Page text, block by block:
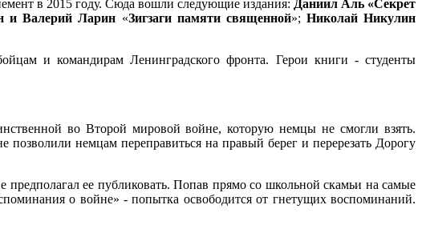
в 2015 году. Сюда вошли следующие издания: Даниил Аль «Секрет
и Валерий Ларин «Зигзаги памяти священной»; Николай Никулин
и командирам Ленинградского фронта. Герои книги - студенты
во Второй мировой войне, которую немцы не смогли взять.
немцам переправиться на правый берег и перерезать Дорогу
предполагал ее публиковать. Попав прямо со школьной скамьи на самые
о войне» - попытка освободится от гнетущих воспоминаний.